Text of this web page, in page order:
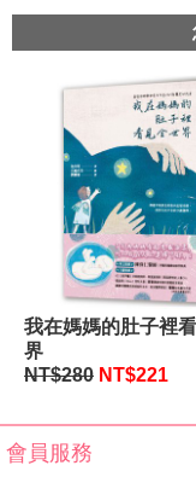
我在媽媽的肚子裡
界
NT$280 NT$221
會員服務